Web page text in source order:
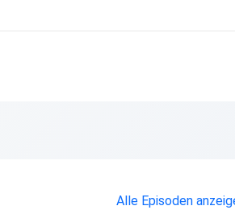
Alle Episoden